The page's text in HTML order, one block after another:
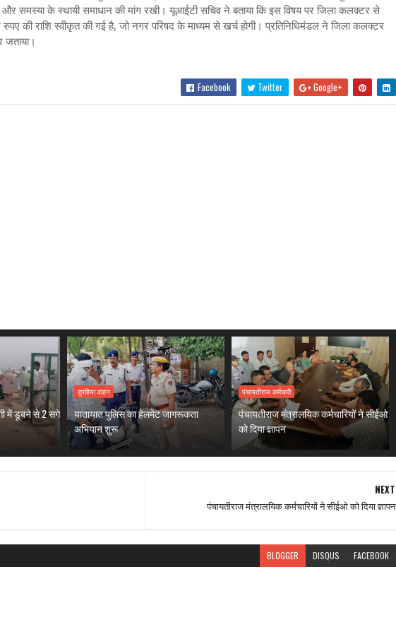
समस्या के स्थायी समाधान की मांग रखी। यूआईटी सचिव ने बताया कि इस विषय पर जिला कलक्टर से
की राशि स्वीकृत की गई है, जो नगर परिषद के माध्यम से खर्च होगी। प्रतिनिधिमंडल ने जिला कलक्टर
Facebook Twitter Google+
में डूबने से 2 सगे
दुपहिया वाहन
यातायात पुलिस का हेलमेट जागरूकता
अभियान शुरू
पंचायतीराज कर्मचारी
पंचायतीराज मंत्रालयिक कर्मचारियों ने सीईओ
को दिया ज्ञापन
NEXT
पंचायतीराज मंत्रालयिक कर्मचारियों ने सीईओ को दिया ज्ञापन
BLOGGER DISQUS FACEBOOK